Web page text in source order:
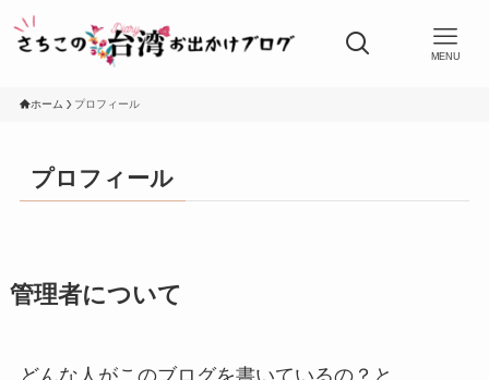
MENU
ホーム プロフィール
プロフィール
管理者について